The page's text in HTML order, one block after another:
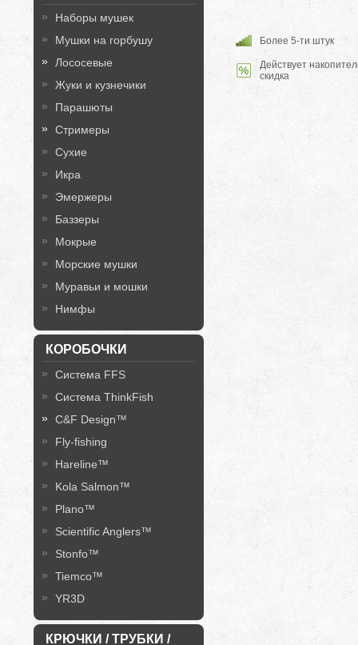
Наборы мушек
Мушки на горбушу
Лососевые
Жуки и кузнечики
Парашюты
Стримеры
Сухие
Икра
Эмержеры
Баззеры
Мокрые
Морские мушки
Муравьи и мошки
Нимфы
КОРОБОЧКИ
Система FFS
Система ThinkFish
C&F Design™
Fly-fishing
Hareline™
Kola Salmon™
Plano™
Scientific Anglers™
Stonfo™
Tiemco™
YR3D
КРЮЧКИ / ТРУБКИ /
Более 5-ти штук
Действует
скидка